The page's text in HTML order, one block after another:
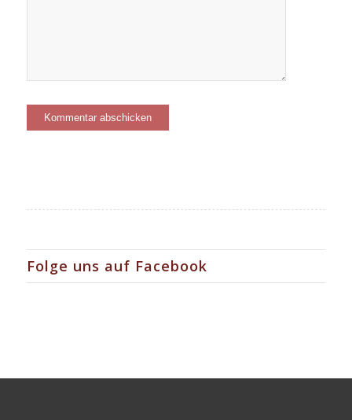
Folge uns auf Facebook